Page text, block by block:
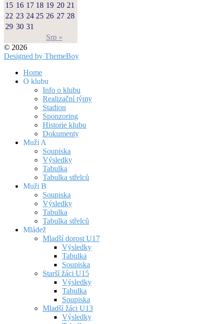
Srp »
15 16 17 18 19 20 21
22 23 24 25 26 27 28
29 30 31
© 2026
Designed by ThemeBoy
Home
O klubu
Info o klubu
Realizační týmy
Stadion
Sponzoring
Historie klubu
Dokumenty
Muži A
Soupiska
Výsledky
Tabulka
Tabulka střelců
Muži B
Soupiska
Výsledky
Tabulka
Tabulka střelců
Mládež
Mladší dorost U17
Výsledky
Tabulka
Soupiska
Starší žáci U15
Výsledky
Tabulka
Soupiska
Mladší žáci U13
Výsledky